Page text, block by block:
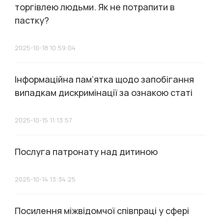
торгівлею людьми. Як не потрапити в
пастку?
2025-10-18 10:59:04
Інформаційна пам’ятка щодо запобігання
випадкам дискримінації за ознакою статі
2025-10-15 11:13:57
Послуга патронату над дитиною
2025-10-14 13:34:25
Посилення міжвідомчої співпраці у сфері